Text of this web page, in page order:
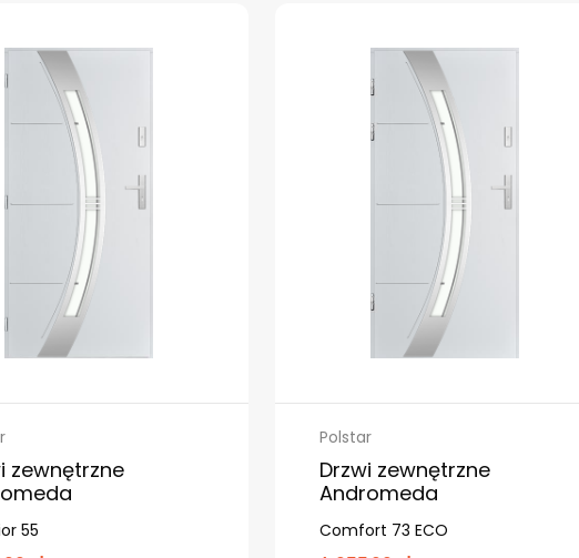
zewnętrzne
55
Polstar
Drzwi zewnętrzne
Andromeda
Comfort 73 ECO